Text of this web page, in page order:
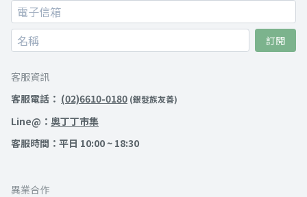
訂閱
客服資訊
客服電話： (02)6610-0180 (銀髮族友善)
Line@： 奧丁丁市集
客服時間：平日 10:00 ~ 18:30
異業合作